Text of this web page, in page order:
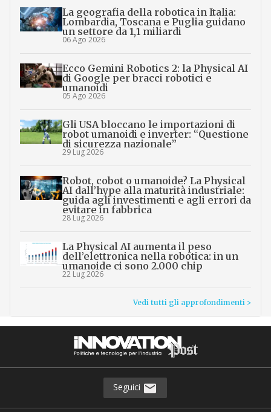
La geografia della robotica in Italia:
Lombardia, Toscana e Puglia guidano
un settore da 1,1 miliardi
06 Ago 2026
Ecco Gemini Robotics 2: la Physical AI
di Google per bracci robotici e
umanoidi
05 Ago 2026
Gli USA bloccano le importazioni di
robot umanoidi e inverter: “Questione
di sicurezza nazionale”
29 Lug 2026
Robot, cobot o umanoide? La Physical
AI dall’hype alla maturità industriale:
guida agli investimenti e agli errori da
evitare in fabbrica
28 Lug 2026
La Physical AI aumenta il peso
dell’elettronica nella robotica: in un
umanoide ci sono 2.000 chip
22 Lug 2026
Vedi tutti gli approfondimenti >
Seguici